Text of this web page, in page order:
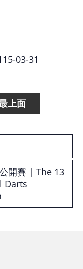
03-31
上面
開賽 | The 13
Darts